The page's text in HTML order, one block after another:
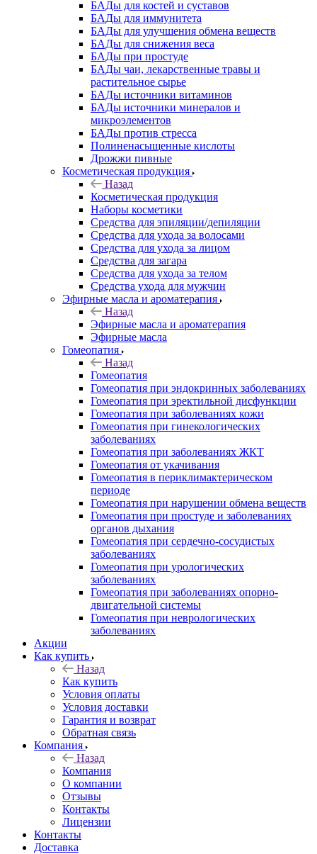
БАДы для костей и суставов
БАДы для иммунитета
БАДы для улучшения обмена веществ
БАДы для снижения веса
БАДы при простуде
БАДы чаи, лекарственные травы и
растительное сырье
БАДы источники витаминов
БАДы источники минералов и
микроэлементов
БАДы против стресса
Полиненасыщенные кислоты
Дрожжи пивные
Косметическая продукция
Назад
Косметическая продукция
Наборы косметики
Средства для эпиляции/депиляции
Средства для ухода за волосами
Средства для ухода за лицом
Средства для загара
Средства для ухода за телом
Средства ухода для мужчин
Эфирные масла и ароматерапия
Назад
Эфирные масла и ароматерапия
Эфирные масла
Гомеопатия
Назад
Гомеопатия
Гомеопатия при эндокринных заболеваниях
Гомеопатия при эректильной дисфункции
Гомеопатия при заболеваниях кожи
Гомеопатия при гинекологических
заболеваниях
Гомеопатия при заболеваниях ЖКТ
Гомеопатия от укачивания
Гомеопатия в периклимактерическом
периоде
Гомеопатия при нарушении обмена веществ
Гомеопатия при простуде и заболеваниях
органов дыхания
Гомеопатия при сердечно-сосудистых
заболеваниях
Гомеопатия при урологических
заболеваниях
Гомеопатия при заболеваниях опорно-
двигательной системы
Гомеопатия при неврологических
заболеваниях
Акции
Как купить
Назад
Как купить
Условия оплаты
Условия доставки
Гарантия и возврат
Обратная связь
Компания
Назад
Компания
О компании
Отзывы
Контакты
Лицензии
Контакты
Доставка